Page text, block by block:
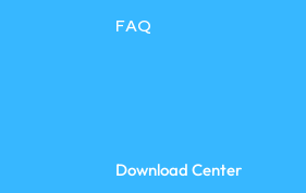
FAQ
Download Center